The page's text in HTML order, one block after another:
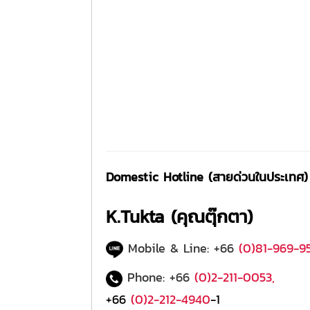
Domestic Hotline (สายด่วนในประเทศ)
K.Tukta (คุณตุ๊กตา)
Mobile & Line: +66 (0)81-969-
Phone: +66 (0)2-211-0053,
+66 (0)2-212-4940-1